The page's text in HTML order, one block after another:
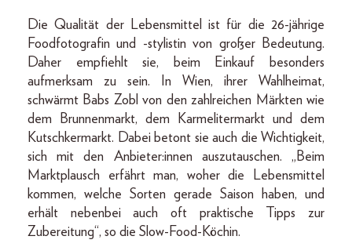
Die Qualität der Lebensmittel ist für die 26-jährige
Foodfotografin und -stylistin von großer Bedeutung.
Daher empfiehlt sie, beim Einkauf besonders
aufmerksam zu sein. In Wien, ihrer Wahlheimat,
schwärmt Babs Zobl von den zahlreichen Märkten wie
dem Brunnenmarkt, dem Karmelitermarkt und dem
Kutschkermarkt. Dabei betont sie auch die Wichtigkeit,
sich mit den Anbieter:innen auszutauschen. „Beim
Marktplausch erfährt man, woher die Lebensmittel
kommen, welche Sorten gerade Saison haben, und
erhält nebenbei auch oft praktische Tipps zur
Zubereitung“, so die Slow-Food-Köchin.